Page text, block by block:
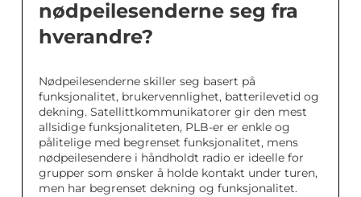
nødpeilesenderne seg fra
hverandre?
Nødpeilesenderne skiller seg basert på
funksjonalitet, brukervennlighet, batterilevetid og
dekning. Satellittkommunikatorer gir den mest
allsidige funksjonaliteten, PLB-er er enkle og
pålitelige med begrenset funksjonalitet, mens
nødpeilesendere i håndholdt radio er ideelle for
grupper som ønsker å holde kontakt under turen,
men har begrenset dekning og funksjonalitet.